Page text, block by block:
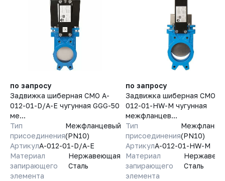
по запросу
Задвижка шиберная СМО A-
012-01-D/A-E чугунная GGG-50
ме...
Тип
присоединения
Межфланцевый
(PN10)
АртикулA-012-01-D/A-E
Материал
запирающего
элемента
Нержавеющая
Сталь
по запросу
Задвижка шиберная СМО A-
012-01-HW-M чугунная
межфланцев...
Тип
присоединения(PN10)
АртикулA-012-01-HW-M
Материал
запирающего
элемента
Сталь